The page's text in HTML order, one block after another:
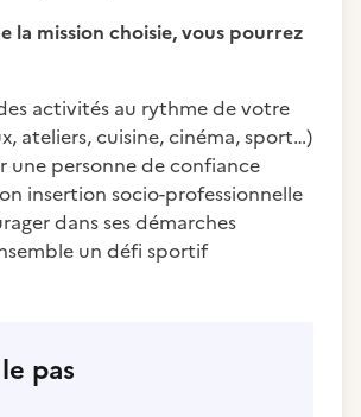
la mission choisie, vous pourrez
activités au rythme de votre
ateliers, cuisine, cinéma, sport…)
une personne de confiance
insertion socio-professionnelle
dans ses démarches
un défi sportif
pas